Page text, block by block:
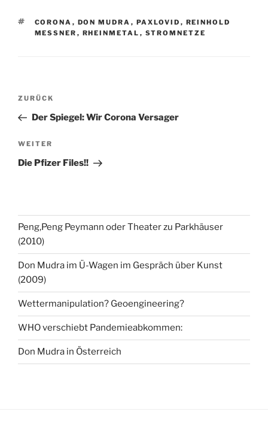
SCHLAGWÖRTER
CORONA , DON MUDRA , PAXLOVID , REINHOLD
MESSNER , RHEINMETAL , STROMNETZE
Beitragsnavigation
Vorheriger
Beitrag
ZURÜCK
Der Spiegel: Wir Corona Versager
Nächster
Beitrag
WEITER
Die Pfizer Files!!
Peng,Peng Peymann oder Theater zu Parkhäuser
(2010)
Don Mudra im Ü-Wagen im Gespräch über Kunst
(2009)
Wettermanipulation? Geoengineering?
WHO verschiebt Pandemieabkommen:
Don Mudra in Österreich